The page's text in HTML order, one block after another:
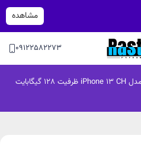
مشاهده
09122582273
/ گوشی موبایل اپل مدل iPhone 13 CH ظرفیت 128 گیگابایت